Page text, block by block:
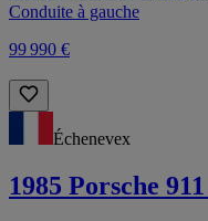
Conduite à gauche
99 990 €
Échenevex
1985 Porsche